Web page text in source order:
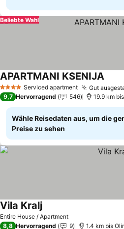
Beliebte Wahl
4 Sterne Serviced apartment Gut
APARTMANI KSENIJA
9,7 Hervorragend 546 19.9 km
Wähle Reisedaten aus, um die
Preise zu sehen
Entire House / Apartment
Vila KraljPreise sehen
8,8 Hervorragend 9 1.4 km bis